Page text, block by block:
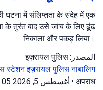
घटना में संलिप्तता के संदेह में एक
के तुरंत बाद उसे जांच के लिए ढूंढ
निकाला और पकड़ लिया।
المصدر: इज़रायल पुलिस
स्टेशनइज़रायल पुलिसनाबालिग
अपराध
• أغسطس 5, 2026 at 8:05 م